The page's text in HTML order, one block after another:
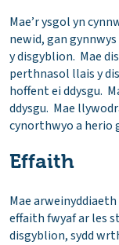
Mae’r ysgol yn
newid, gan
y disgyblion. Mae
perthnasol llais y
hoffent ei ddysgu.
ddysgu. Mae
cynorthwyo a herio
Effaith
Mae
effaith fwyaf ar les
disgyblion, sydd